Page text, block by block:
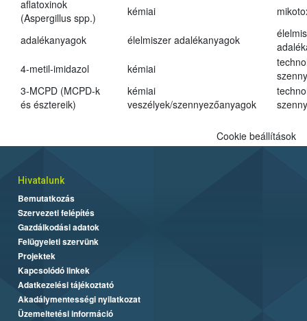
aflatoxinok
(Aspergillus spp.)
kémiai
adalékanyagok élelmiszer adalékanyagok
4-metil-imidazol
kémiai
3-MCPD (MCPD-k
és észtereik)
kémiai
veszélyek/szennyezőanyagok
Cookie beállítások
Hivatalunk
Bemutatkozás
Szervezeti felépítés
Gazdálkodási adatok
Felügyeleti szervünk
Projektek
Kapcsolódó linkek
Adatkezelési tájékoztató
Akadálymentességi nyilatkozat
Üzemeltetési információ